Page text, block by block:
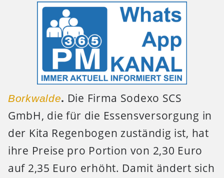
Borkwalde. Die Firma Sodexo SCS
GmbH, die für die Essensversorgung in
der Kita Regenbogen zuständig ist, hat
ihre Preise pro Portion von 2,30 Euro
auf 2,35 Euro erhöht. Damit ändert sich